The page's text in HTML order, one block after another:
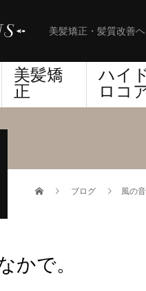
美髪矯正・髪質改善
美髪矯
正
ハイ
ロコ
ブログ 風の
かで。